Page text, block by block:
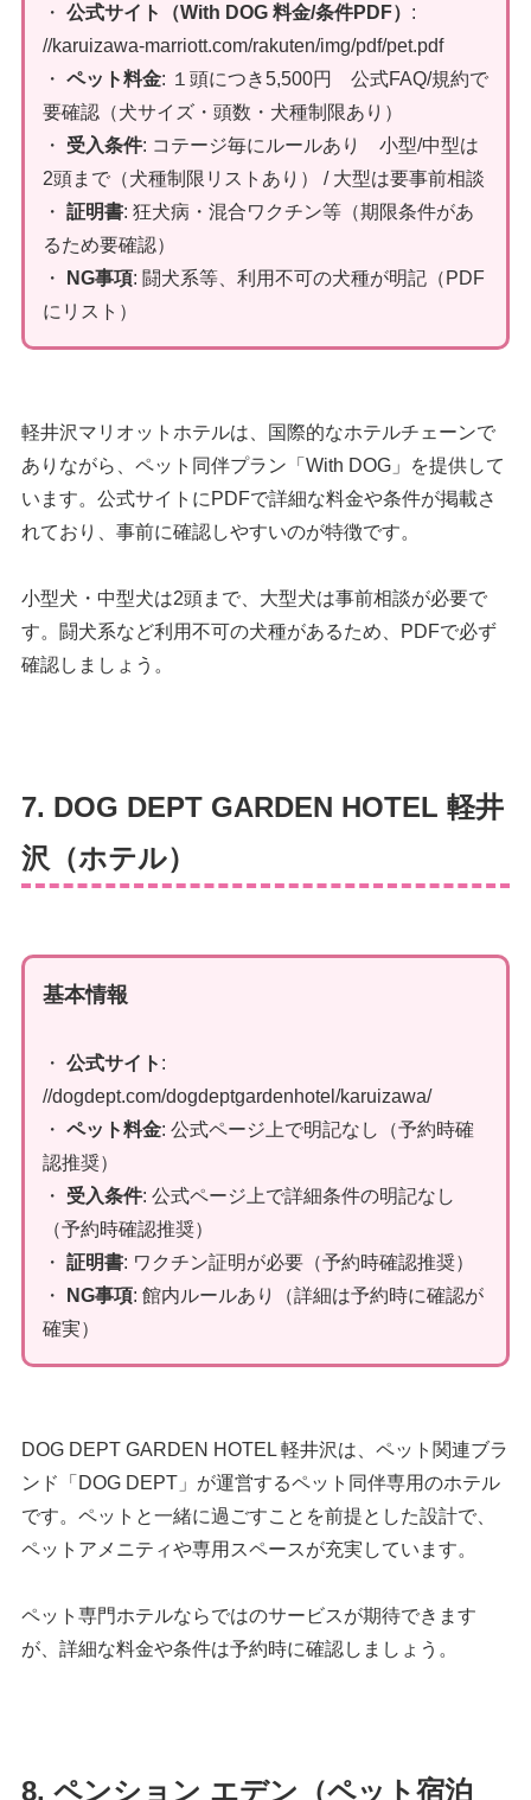
・ 公式サイト（With DOG 料金/条件PDF） :
//karuizawa-marriott.com/rakuten/img/pdf/pet.pdf
・ ペット料金: １頭につき5,500円 公式FAQ/規約で
要確認（犬サイズ・頭数・犬種制限あり）
・ 受入条件: コテージ毎にルールあり 小型/中型は
2頭まで（犬種制限リストあり） / 大型は要事前相談
・ 証明書: 狂犬病・混合ワクチン等（期限条件があ
るため要確認）
・
NG事項: 闘犬系等、利用不可の犬種が明記（PDF
にリスト）
軽井沢マリオットホテルは、国際的なホテルチェーンで
ありながら、ペット同伴プラン「With DOG」を提供して
います。公式サイトにPDFで詳細な料金や条件が掲載さ
れており、事前に確認しやすいのが特徴です。
小型犬・中型犬は2頭まで、大型犬は事前相談が必要で
す。闘犬系など利用不可の犬種があるため、PDFで必ず
確認しましょう。
7. DOG DEPT GARDEN HOTEL 軽井
沢（ホテル）
基本情報
・ 公式サイト :
//dogdept.com/dogdeptgardenhotel/karuizawa/
・ ペット料金: 公式ページ上で明記なし（予約時確
認推奨）
・ 受入条件: 公式ページ上で詳細条件の明記なし
（予約時確認推奨）
・ 証明書: ワクチン証明が必要（予約時確認推奨）
・
NG事項: 館内ルールあり（詳細は予約時に確認が
確実）
DOG DEPT GARDEN HOTEL 軽井沢は、ペット関連ブラ
ンド「DOG DEPT」が運営するペット同伴専用のホテル
です。ペットと一緒に過ごすことを前提とした設計で、
ペットアメニティや専用スペースが充実しています。
ペット専門ホテルならではのサービスが期待できます
が、詳細な料金や条件は予約時に確認しましょう。
8. ペンション エデン（ペット宿泊